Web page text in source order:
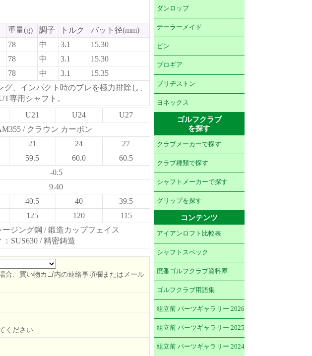
重量(g) 調子 トルク
バット径(mm)
78 中 3.1
15.30
78 中 3.1
15.30
78 中 3.1
15.35
、インパクト時のブレを極力排除し、
専用シャフト。
U21 U24
U27
/ クラウン カーボン
21 24
27
59.5 60.0
60.5
-0.5
9.40
40.5 40
39.5
125 120 115
ジング鋼 / 鍛造カップフェイス
：SUS630 / 精密鋳造
合、買い物カゴ内の連絡事項欄またはメール
ください
ダンロップ
テーラーメイド
ピン
プロギア
ブリヂストン
ヨネックス
ゴルフクラブ
を探す
クラブメーカーで探す
クラブ種類で探す
シャフトメーカーで探す
グリップを探す
コンテンツ
アイアンロフト比較表
シャフトスペック
廃番ゴルフクラブ資料庫
ゴルフクラブ用語集
組立前 パーツギャラリー 2026
組立前 パーツギャラリー 2025
組立前 パーツギャラリー 2024